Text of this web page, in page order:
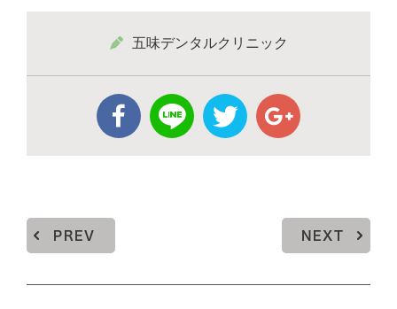
五味デンタルクリニック
PREV NEXT